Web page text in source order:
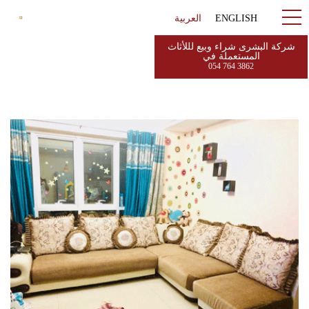
العربية ENGLISH
شركة البشرى شراء وبيع لللأثاث
المستعملة في
054 764 3862